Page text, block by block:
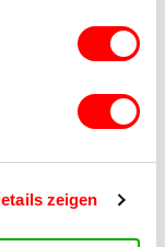
zeigen